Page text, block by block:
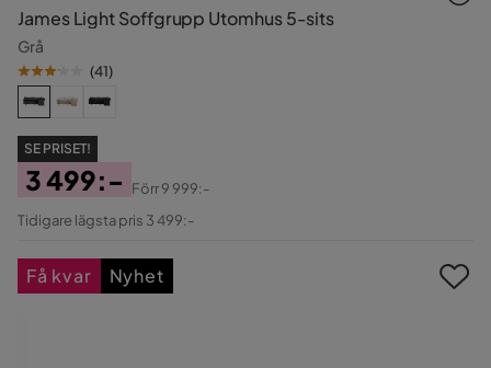
James Light Soffgrupp Utomhus 5-sits
Grå
(41)
SE PRISET!
Pris
3 499:-
Original
Förr9 999:-
Tidigare lägsta pris 3 499:-
Få kvar Nyhet